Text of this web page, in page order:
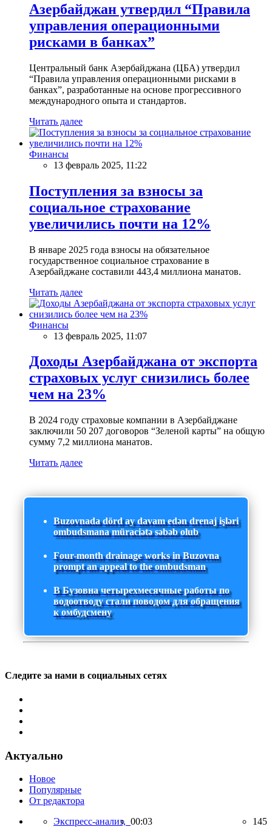
Азербайджан утвердил “Правила
управления операционными
рисками в банках”
Центральный банк Азербайджана (ЦБА) утвердил
“Правила управления операционными рисками в
банках”, разработанные на основе прогрессивного
международного опыта и стандартов.
Читать далее
Финансы
13 февраль 2025, 11:22
Поступления за взносы за
социальное страхование
увеличились почти на 12%
В январе 2025 года взносы на обязательное
государственное социальное страхование в
Азербайджане составили 443,4 миллиона манатов.
Читать далее
Финансы
13 февраль 2025, 11:07
Доходы Азербайджана от экспорта
страховых услуг снизились более
чем на 23%
В 2024 году страховые компании в Азербайджане
заключили 50 207 договоров “Зеленой карты” на общую
сумму 7,2 миллиона манатов.
Читать далее
Buzovnada dörd ay davam edən drenaj işləri
ombudsmana müraciətə səbəb olub
Four-month drainage works in Buzovna
prompt an appeal to the ombudsman
В Бузовна четырехмесячные работы по
водоотводу стали поводом для обращения
к омбудсмену
Следите за нами в социальных сетях
Актуально
Новое
Популярные
От редактора
Экспресс-анализ, 00:03 145